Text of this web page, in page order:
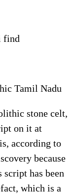
find
Tamil Nadu
stone celt,
on it at
according to
because
has been
which is a